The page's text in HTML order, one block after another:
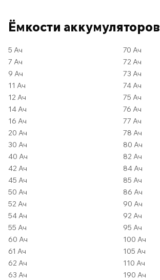
Ёмкости аккумуляторов
5 Ач
7 Ач
9 Ач
11 Ач
12 Ач
14 Ач
16 Ач
20 Ач
30 Ач
40 Ач
42 Ач
45 Ач
50 Ач
52 Ач
54 Ач
55 Ач
60 Ач
61 Ач
62 Ач
63 Ач
70 Ач
72 Ач
73 Ач
74 Ач
75 Ач
76 Ач
77 Ач
78 Ач
80 Ач
82 Ач
84 Ач
85 Ач
86 Ач
90 Ач
92 Ач
95 Ач
100 Ач
105 Ач
110 Ач
190 Ач